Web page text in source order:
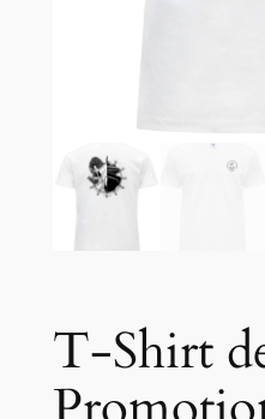
T-Shirt